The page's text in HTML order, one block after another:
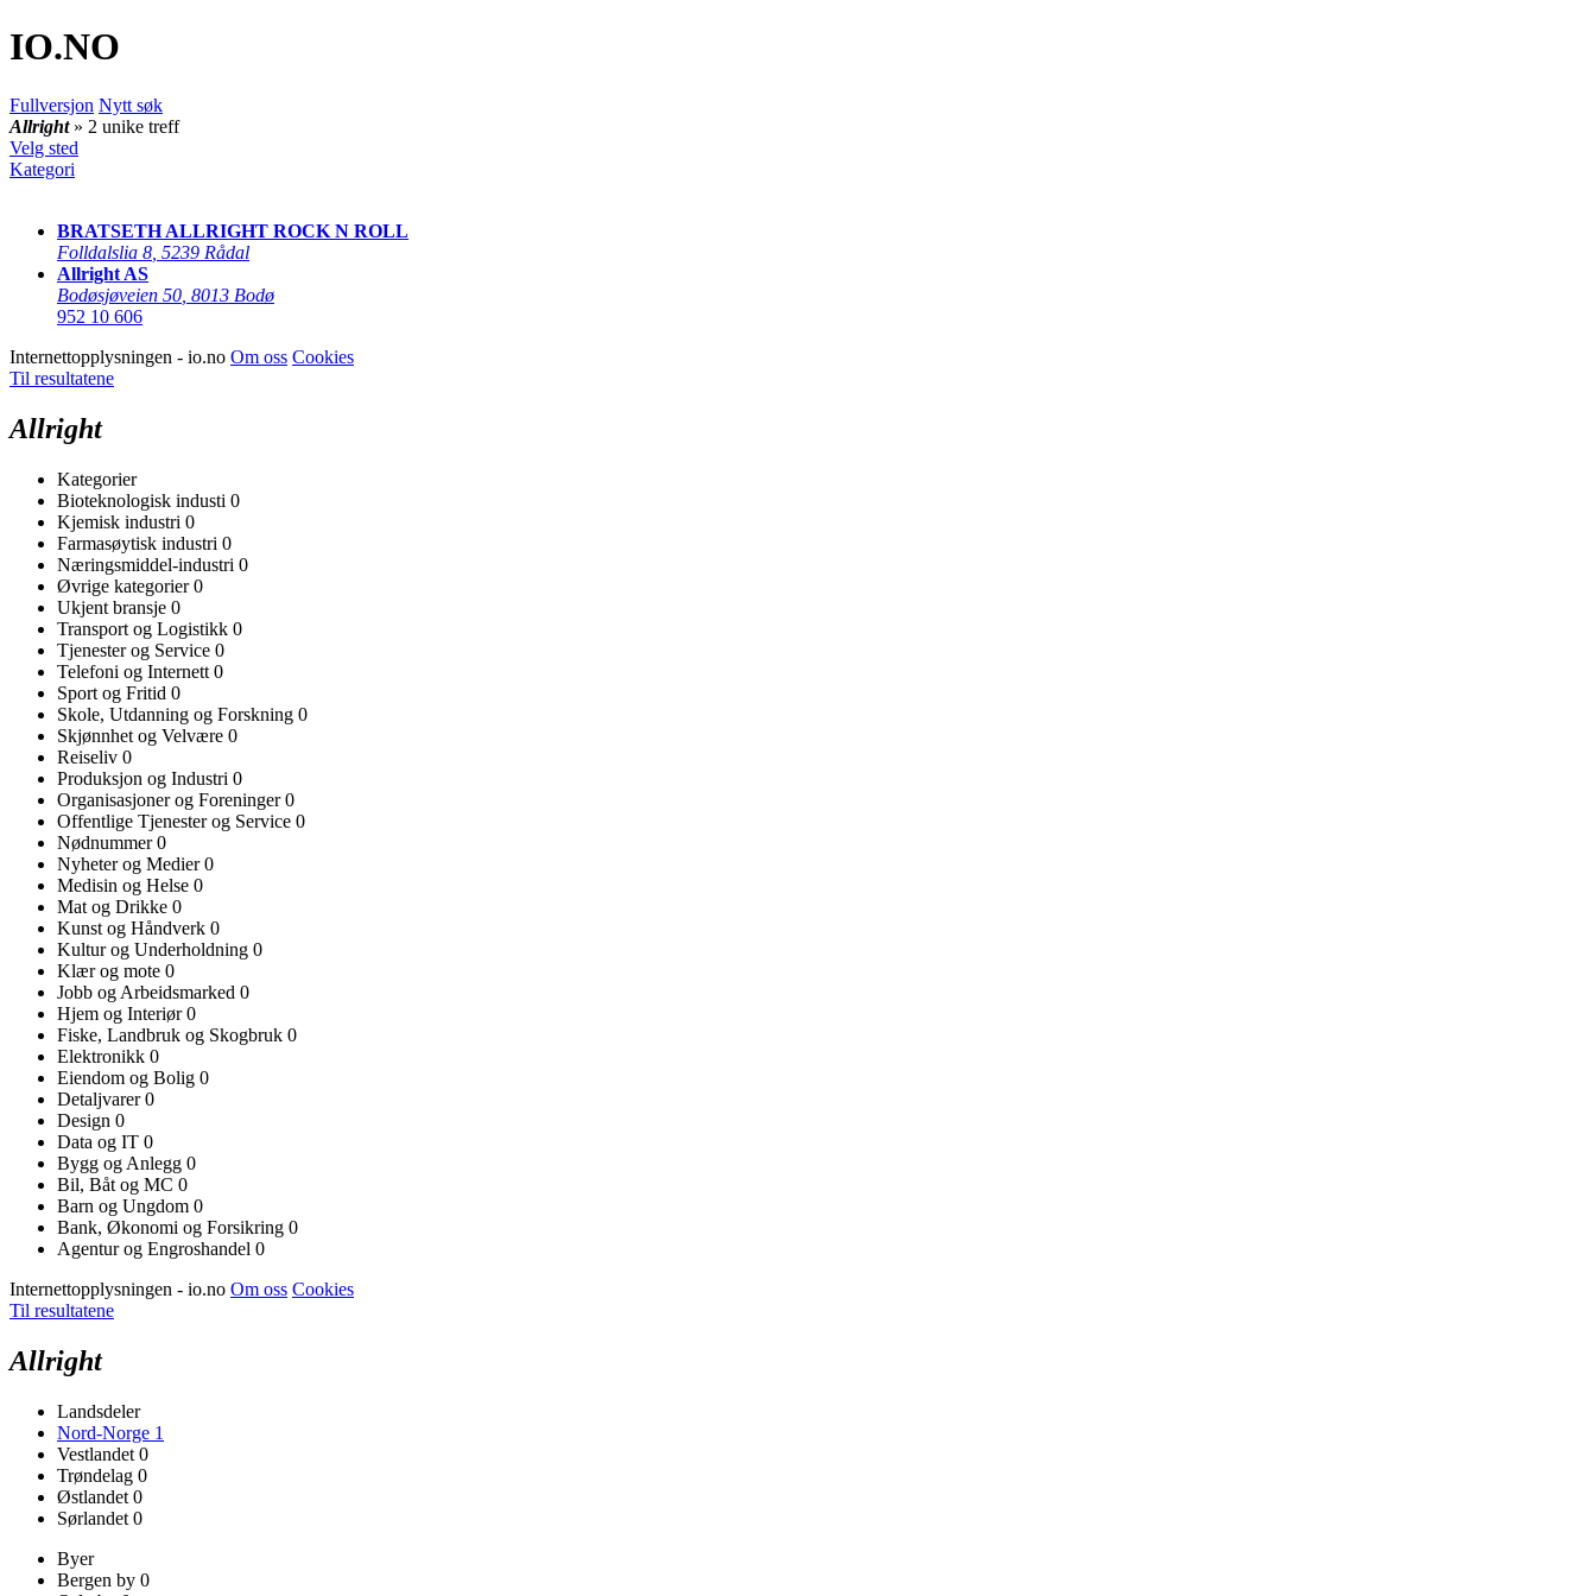
IO.NO
Fullversjon Nytt søk
Allright » 2 unike treff
Velg sted
Kategori
BRATSETH ALLRIGHT ROCK N ROLL
Folldalslia 8 5239 Rådal
Allright AS
Bodøsjøveien 50 8013 Bodø
952 10 606
Internettopplysningen - io.no Om oss Cookies
Til resultatene
Allright
Kategorier
Bioteknologisk industi 0
Kjemisk industri 0
Farmasøytisk industri 0
Næringsmiddel-industri 0
Øvrige kategorier0
Ukjent bransje 0
Transport og Logistikk 0
Tjenester og Service 0
Telefoni og Internett 0
Sport og Fritid 0
Skole, Utdanning og Forskning 0
Skjønnhet og Velvære 0
Reiseliv 0
Produksjon og Industri 0
Organisasjoner og Foreninger0
Offentlige Tjenester og Service 0
Nødnummer0
Nyheter og Medier0
Medisin og Helse 0
Mat og Drikke 0
Kunst og Håndverk 0
Kultur og Underholdning 0
Klær og mote 0
Jobb og Arbeidsmarked 0
Hjem og Interiør0
Fiske, Landbruk og Skogbruk 0
Elektronikk 0
Eiendom og Bolig 0
Detaljvarer0
Design 0
Data og IT 0
Bygg og Anlegg 0
Bil, Båt og MC 0
Barn og Ungdom 0
Bank, Økonomi og Forsikring 0
Agentur og Engroshandel 0
Internettopplysningen - io.no Om oss Cookies
Til resultatene
Allright
Landsdeler
Nord-Norge 1
Vestlandet 0
Trøndelag 0
Østlandet 0
Sørlandet 0
Byer
Bergen by 0